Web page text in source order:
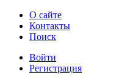
О сайте
Контакты
Поиск
Войти
Регистрация